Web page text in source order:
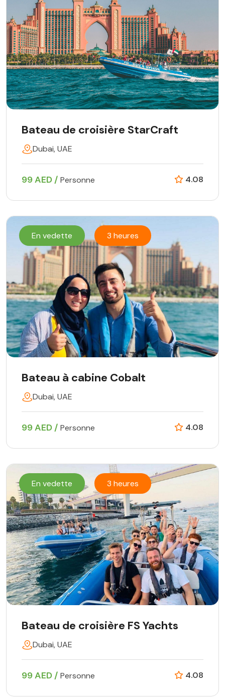
Bateau de croisière StarCraft
Dubai, UAE
99 AED / Personne 4.08
En vedette 3 heures
Bateau à cabine Cobalt
Dubai, UAE
99 AED / Personne 4.08
En vedette 3 heures
Bateau de croisière FS Yachts
Dubai, UAE
99 AED / Personne 4.08